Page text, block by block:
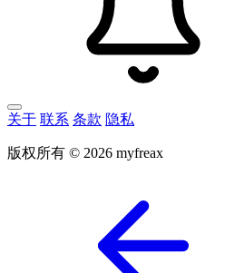
关于 联系 条款 隐私
版权所有 © 2026 myfreax